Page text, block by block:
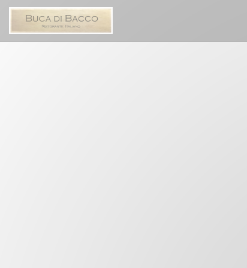
Панель управления cookies